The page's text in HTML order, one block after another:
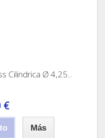
Cilindrica Ø 4,25...
€
Más